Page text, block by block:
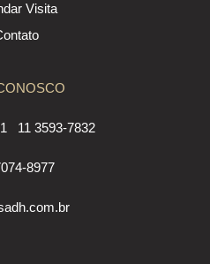
Visita
11 3593-7832
8977